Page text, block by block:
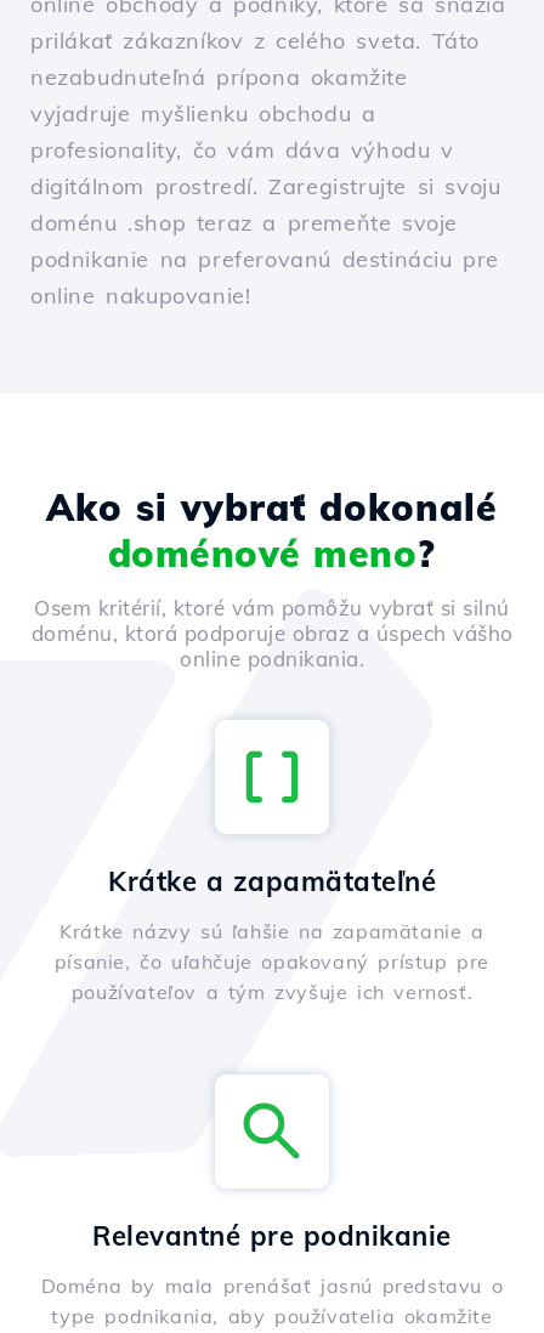
prilákať zákazníkov z celého sveta. Táto
nezabudnuteľná prípona okamžite
vyjadruje myšlienku obchodu a
profesionality, čo vám dáva výhodu v
digitálnom prostredí. Zaregistrujte si svoju
doménu .shop teraz a premeňte svoje
podnikanie na preferovanú destináciu pre
online nakupovanie!
Ako si vybrať dokonalé
doménové meno?
Osem kritérií, ktoré vám pomôžu vybrať si silnú
doménu, ktorá podporuje obraz a úspech vášho
online podnikania.
Krátke a zapamätateľné
Krátke názvy sú ľahšie na zapamätanie a
písanie, čo uľahčuje opakovaný prístup pre
používateľov a tým zvyšuje ich vernosť.
Relevantné pre podnikanie
Doména by mala prenášať jasnú predstavu o
type podnikania, aby používatelia okamžite